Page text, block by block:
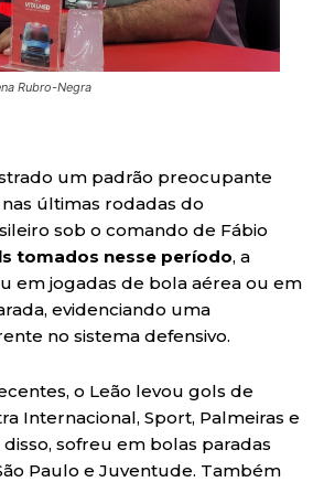
Rubro-Negra
um padrão preocupante
últimas rodadas do
sob o comando de Fábio
tomados nesse período, a
em jogadas de bola aérea ou em
evidenciando uma
no sistema defensivo.
o Leão levou gols de
Internacional, Sport, Palmeiras e
sofreu em bolas paradas
Paulo e Juventude. Também